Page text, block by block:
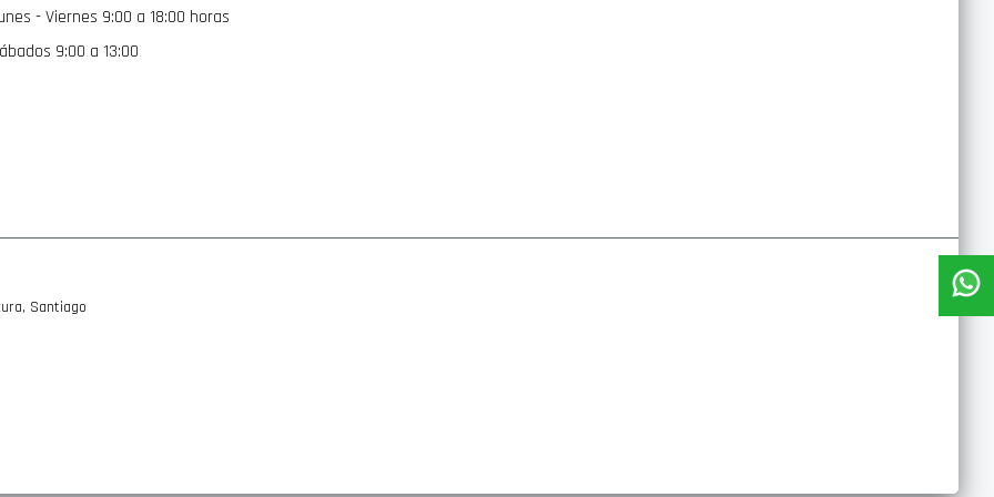
- Viernes 9:00 a 18:00 horas
9:00 a 13:00
Santiago